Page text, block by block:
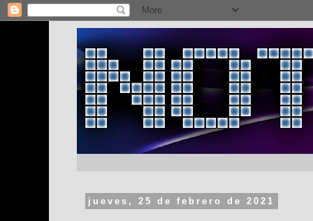
jueves, 25 de febrero de 2021